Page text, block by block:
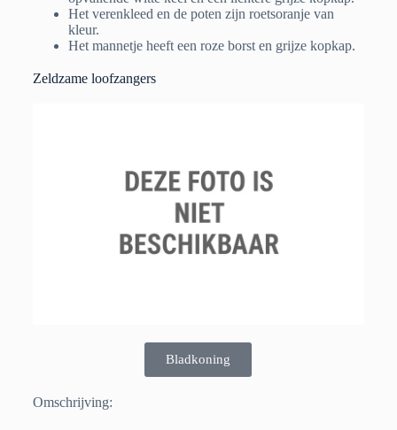
Het verenkleed en de poten zijn roetsoranje van
kleur.
Het mannetje heeft een roze borst en grijze kopkap.
Zeldzame loofzangers
Bladkoning
Omschrijving: